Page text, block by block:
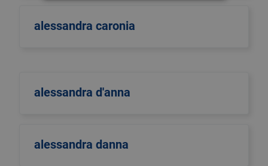
alessandra caronia
alessandra d'anna
alessandra danna